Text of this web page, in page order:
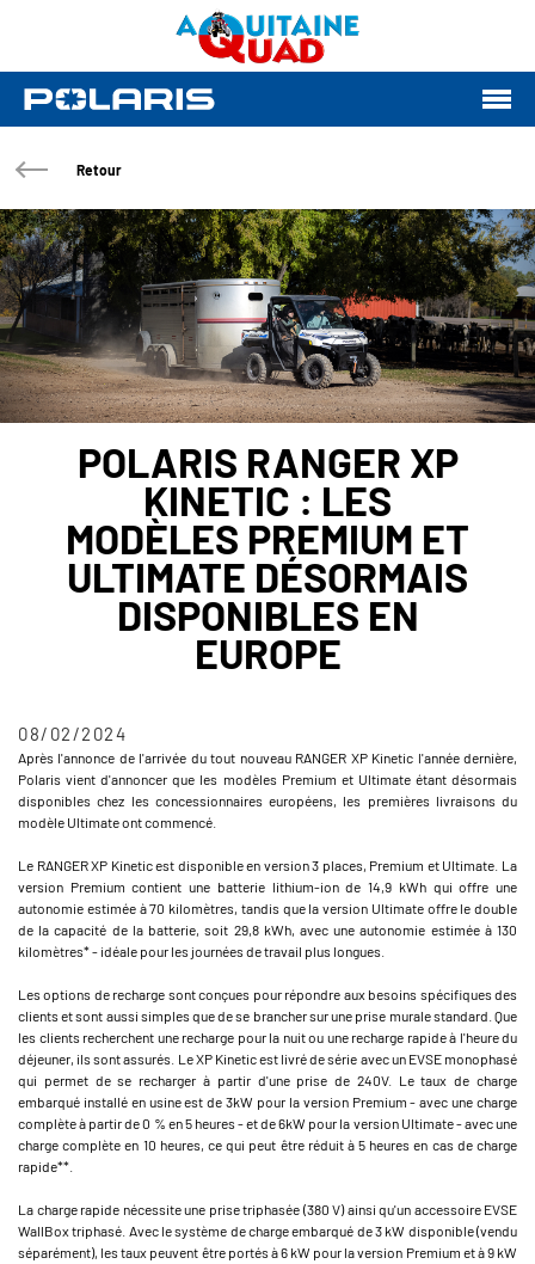
Retour
POLARIS RANGER XP
KINETIC : LES
MODÈLES PREMIUM ET
ULTIMATE DÉSORMAIS
DISPONIBLES EN
EUROPE
08/02/2024
Après l'annonce de l'arrivée du tout nouveau RANGER XP Kinetic l'année dernière,
Polaris vient d'annoncer que les modèles Premium et Ultimate étant désormais
disponibles chez les concessionnaires européens, les premières livraisons du
modèle Ultimate ont commencé.
Le RANGER XP Kinetic est disponible en version 3 places, Premium et Ultimate. La
version Premium contient une batterie lithium-ion de 14,9 kWh qui offre une
autonomie estimée à 70 kilomètres, tandis que la version Ultimate offre le double
de la capacité de la batterie, soit 29,8 kWh, avec une autonomie estimée à 130
kilomètres* - idéale pour les journées de travail plus longues.
Les options de recharge sont conçues pour répondre aux besoins spécifiques des
clients et sont aussi simples que de se brancher sur une prise murale standard. Que
les clients recherchent une recharge pour la nuit ou une recharge rapide à l'heure du
déjeuner, ils sont assurés. Le XP Kinetic est livré de série avec un EVSE monophasé
qui permet de se recharger à partir d'une prise de 240V. Le taux de charge
embarqué installé en usine est de 3kW pour la version Premium - avec une charge
complète à partir de 0 % en 5 heures - et de 6kW pour la version Ultimate - avec une
charge complète en 10 heures, ce qui peut être réduit à 5 heures en cas de charge
rapide**.
La charge rapide nécessite une prise triphasée (380 V) ainsi qu'un accessoire EVSE
WallBox triphasé. Avec le système de charge embarqué de 3 kW disponible (vendu
séparément), les taux peuvent être portés à 6 kW pour la version Premium et à 9 kW